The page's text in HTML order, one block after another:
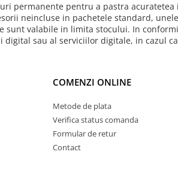
permanente pentru a pastra
neincluse in pachetele standard,
sunt valabile in limita stocului. In
sau al serviciilor digitale, in cazul
COMENZI ONLINE
Metode de plata
Verifica status comanda
Formular de retur
Contact